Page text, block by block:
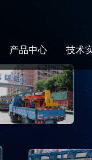
产品中心 技术